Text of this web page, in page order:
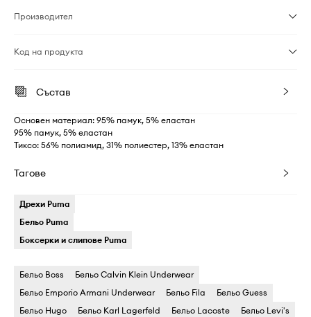
Производител
Код на продукта
Състав
Основен материал: 95% памук, 5% еластан
95% памук, 5% еластан
Тиксо: 56% полиамид, 31% полиестер, 13% еластан
Тагове
Дрехи Puma
Бельо Puma
Боксерки и слипове Puma
Бельо Boss
Бельо Calvin Klein Underwear
Бельо Emporio Armani Underwear
Бельо Fila
Бельо Guess
Бельо Hugo
Бельо Karl Lagerfeld Бельо Lacoste Бельо Levi's